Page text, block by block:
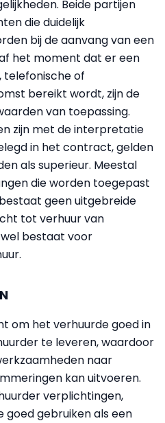
Beide partijen
die duidelijk
bij de aanvang van een
het moment dat er een
telefonische of
bereikt wordt, zijn de
van toepassing.
zijn met de interpretatie
in het contract, gelden
als superieur. Meestal
die worden toegepast
geen uitgebreide
tot verhuur van
bestaat voor
om het verhuurde goed in
te leveren, waardoor
naar
kan uitvoeren.
verplichtingen,
gebruiken als een